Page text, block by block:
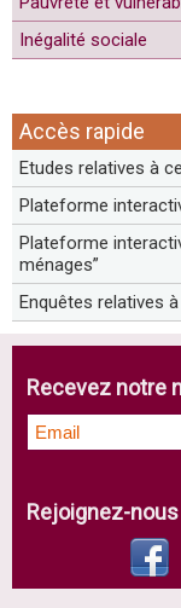
Inégalité sociale
Accès rapide
Etudes relatives à
Plateforme
Plateforme
ménages”
Enquêtes relatives
Recevez notre
Rejoignez-